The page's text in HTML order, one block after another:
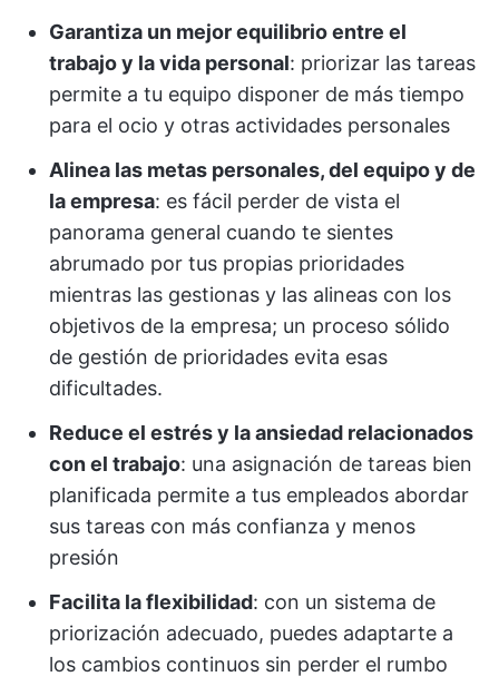
Garantiza un mejor equilibrio entre el
trabajo y la vida personal: priorizar las tareas
permite a tu equipo disponer de más tiempo
para el ocio y otras actividades personales
Alinea las metas personales, del equipo y de
la empresa: es fácil perder de vista el
panorama general cuando te sientes
abrumado por tus propias prioridades
mientras las gestionas y las alineas con los
objetivos de la empresa; un proceso sólido
de gestión de prioridades evita esas
dificultades.
Reduce el estrés y la ansiedad relacionados
con el trabajo: una asignación de tareas bien
planificada permite a tus empleados abordar
sus tareas con más confianza y menos
presión
Facilita la flexibilidad: con un sistema de
priorización adecuado, puedes adaptarte a
los cambios continuos sin perder el rumbo